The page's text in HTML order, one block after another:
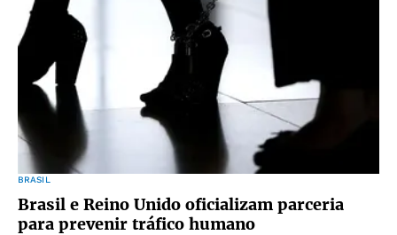
BRASIL
Brasil e Reino Unido oficializam parceria
para prevenir tráfico humano